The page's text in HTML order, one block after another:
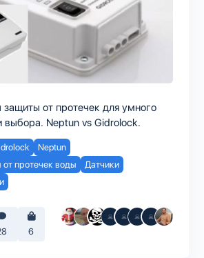
от протечек для умного
выбора. Neptun vs Gidrolock.
Neptun
протечек воды
Датчики
6